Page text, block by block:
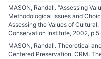
MASON, Randall. “Assessing
Methodological Issues and
Assessing the Values of
Conservation Institute, 2002,
MASON, Randall. Theoretical
Centered Preservation. CRM: